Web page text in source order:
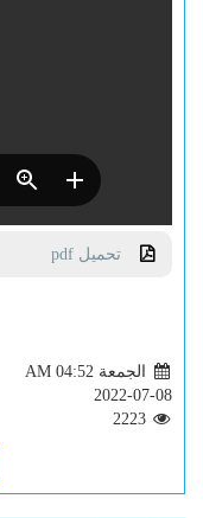
تحميل pdf
الجمعة AM 04:52
2022-07-08